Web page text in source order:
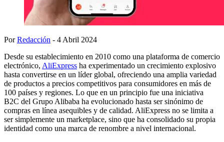
PorRedacción - 4 Abril 2024
Desde su establecimiento en 2010 como una plataforma de comercio
electrónico, AliExpress ha experimentado un crecimiento explosivo
hasta convertirse en un líder global, ofreciendo una amplia variedad
de productos a precios competitivos para consumidores en más de
100 países y regiones. Lo que en un principio fue una iniciativa
B2C del Grupo Alibaba ha evolucionado hasta ser sinónimo de
compras en línea asequibles y de calidad. AliExpress no se limita a
ser simplemente un marketplace, sino que ha consolidado su propia
identidad como una marca de renombre a nivel internacional.